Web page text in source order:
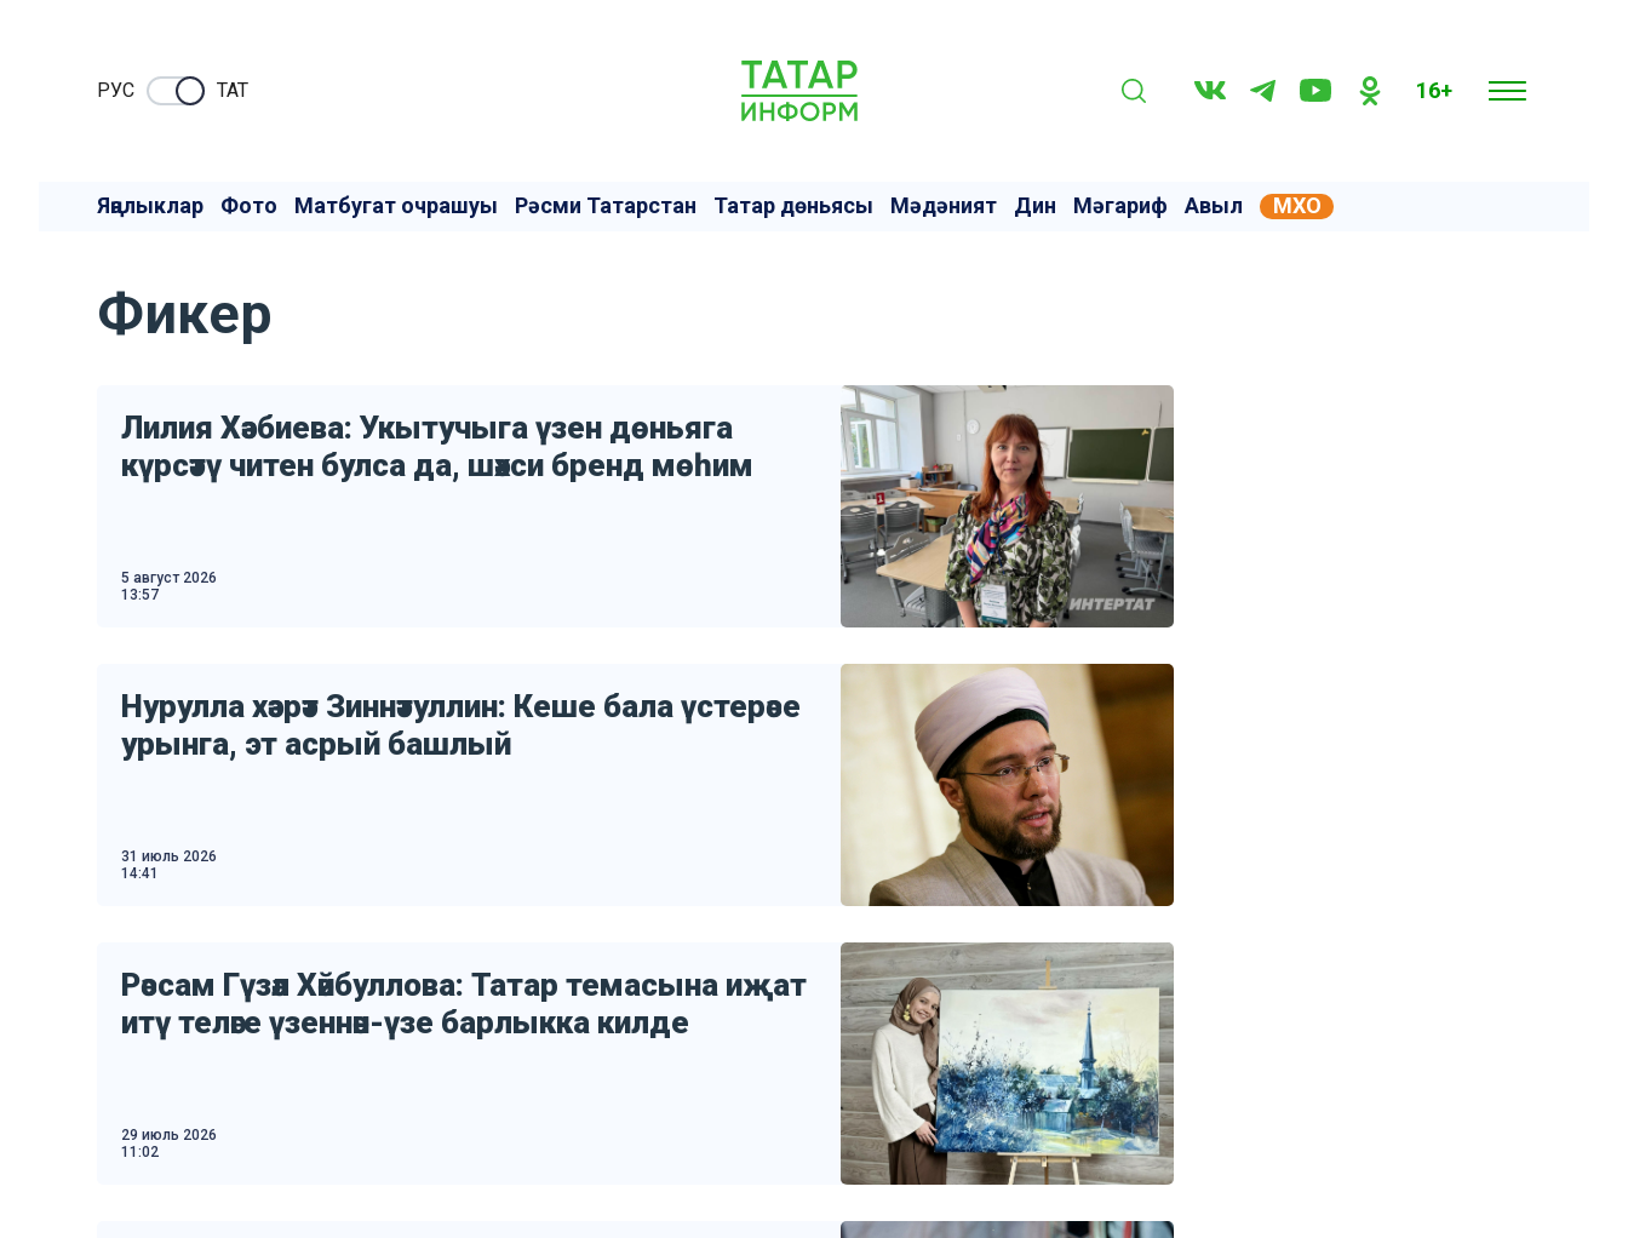
РУC ТАТ 16+
Яңалыклар Фото Матбугат очрашуы Рәсми Татарстан Татар дөньясы Мәдәният Дин Мәгариф Авыл МХО
Фикер
Лилия Хәзбиева: Укытучыга үзен дөньяга
күрсәтү читен булса да, шәхси бренд мөһим
5 август 2026
13:57
Нурулла хәзрәт Зиннәтуллин: Кеше бала үстерәсе
урынга, эт асрый башлый
31 июль 2026
14:41
Рәссам Гүзәл Хәйбуллова: Татар темасына иҗат
итү теләге үзеннән-үзе барлыкка килде
29 июль 2026
11:02